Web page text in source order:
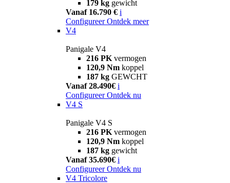
179 kg gewicht
Vanaf 16.790 € i
Configureer Ontdek meer
V4
Panigale V4
216 PK vermogen
120,9 Nm koppel
187 kg GEWCHT
Vanaf 28.490€ i
Configureer Ontdek nu
V4 S
Panigale V4 S
216 PK vermogen
120,9 Nm koppel
187 kg gewicht
Vanaf 35.690€ i
Configureer Ontdek nu
V4 Tricolore